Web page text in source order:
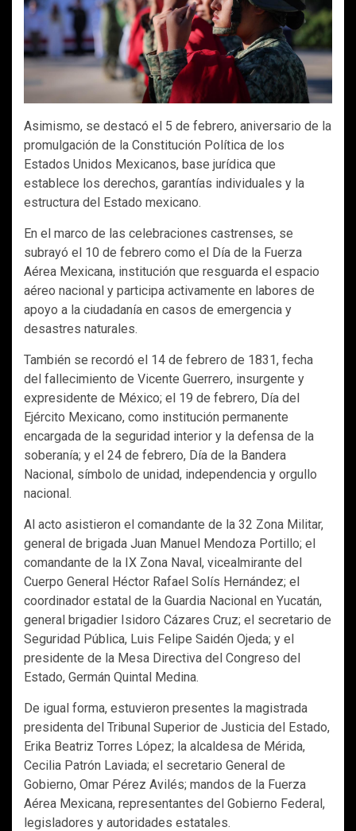
Asimismo, se destacó el 5 de febrero, aniversario de la
promulgación de la Constitución Política de los
Estados Unidos Mexicanos, base jurídica que
establece los derechos, garantías individuales y la
estructura del Estado mexicano.
En el marco de las celebraciones castrenses, se
subrayó el 10 de febrero como el Día de la Fuerza
Aérea Mexicana, institución que resguarda el espacio
aéreo nacional y participa activamente en labores de
apoyo a la ciudadanía en casos de emergencia y
desastres naturales.
También se recordó el 14 de febrero de 1831, fecha
del fallecimiento de Vicente Guerrero, insurgente y
expresidente de México; el 19 de febrero, Día del
Ejército Mexicano, como institución permanente
encargada de la seguridad interior y la defensa de la
soberanía; y el 24 de febrero, Día de la Bandera
Nacional, símbolo de unidad, independencia y orgullo
nacional.
Al acto asistieron el comandante de la 32 Zona Militar,
general de brigada Juan Manuel Mendoza Portillo; el
comandante de la IX Zona Naval, vicealmirante del
Cuerpo General Héctor Rafael Solís Hernández; el
coordinador estatal de la Guardia Nacional en Yucatán,
general brigadier Isidoro Cázares Cruz; el secretario de
Seguridad Pública, Luis Felipe Saidén Ojeda; y el
presidente de la Mesa Directiva del Congreso del
Estado, Germán Quintal Medina.
De igual forma, estuvieron presentes la magistrada
presidenta del Tribunal Superior de Justicia del Estado,
Erika Beatriz Torres López; la alcaldesa de Mérida,
Cecilia Patrón Laviada; el secretario General de
Gobierno, Omar Pérez Avilés; mandos de la Fuerza
Aérea Mexicana, representantes del Gobierno Federal,
legisladores y autoridades estatales.